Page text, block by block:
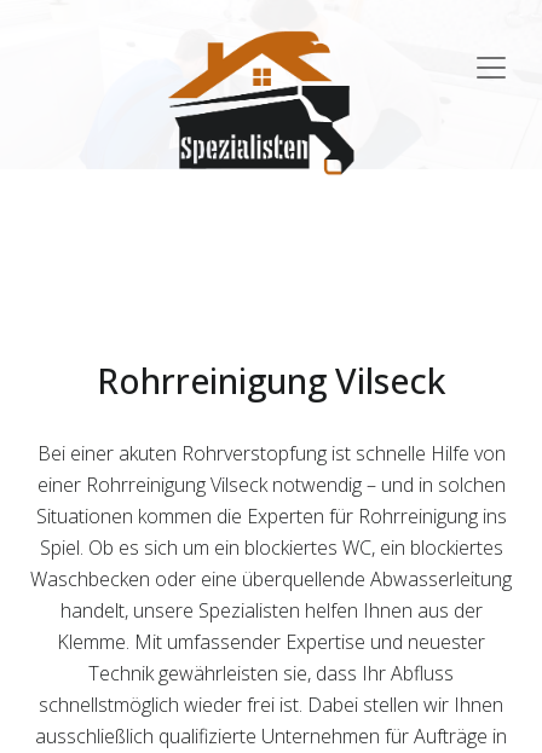
Rohrreinigung Vilseck
Bei einer akuten Rohrverstopfung ist schnelle Hilfe von
einer Rohrreinigung Vilseck notwendig – und in solchen
Situationen kommen die Experten für Rohrreinigung ins
Spiel. Ob es sich um ein blockiertes WC, ein blockiertes
Waschbecken oder eine überquellende Abwasserleitung
handelt, unsere Spezialisten helfen Ihnen aus der
Klemme. Mit umfassender Expertise und neuester
Technik gewährleisten sie, dass Ihr Abfluss
schnellstmöglich wieder frei ist. Dabei stellen wir Ihnen
ausschließlich qualifizierte Unternehmen für Aufträge in